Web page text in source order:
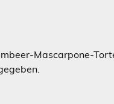
Mascarpone-